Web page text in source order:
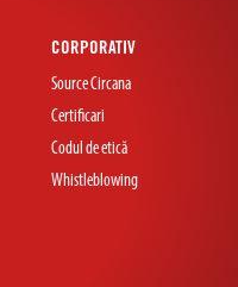
CORPORATIV
Source Circana
Certificari
Codul de etică
Whistleblowing